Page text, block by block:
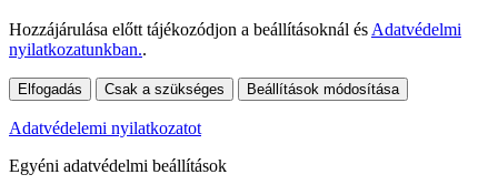
Hozzájárulása előtt tájékozódjon a beállításoknál és Adatvédelmi
nyilatkozatunkban..
Elfogadás Csak a szükséges Beállítások módosítása
Adatvédelemi nyilatkozatot
Egyéni adatvédelmi beállítások